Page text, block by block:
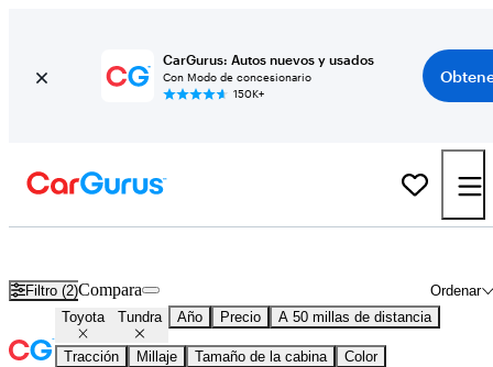
CarGurus: Autos nuevos y usados
Con Modo de concesionario
150K+
Filtro (2) Ordenar
Compara
Toyota Tundra Año Precio A 50 millas de distancia
Tracción Millaje Tamaño de la cabina
Color